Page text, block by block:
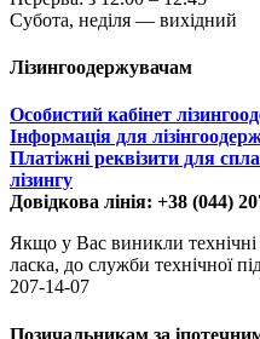
Субота, неділя — вихідний
Лізингоодержувачам
Особистий кабінет
Інформація для
Платіжні реквізити для
лізингу
Довідкова лінія: +38 (044)
Якщо у Вас виникли технічні
ласка, до служби технічної
207-14-07
Позичальникам за